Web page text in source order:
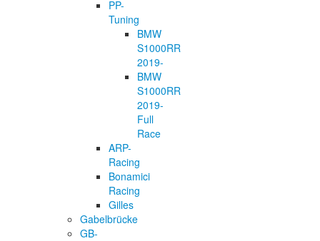
PP-
Tuning
BMW
S1000RR
2019-
BMW
S1000RR
2019-
Full
Race
ARP-
Racing
Bonamici
Racing
Gilles
Gabelbrücke
GB-